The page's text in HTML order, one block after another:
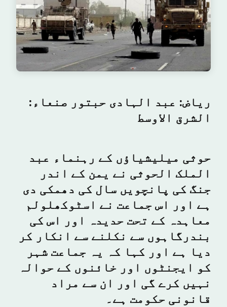
ریاض: عبد الہادی حبتور صنعاء:
الشرق الاوسط
حوثی میلیشیاؤں کے رہنماء عبد
الملک الحوثی نے یمن کے اندر
جنگ کی پانچویں سال کی دھمکی دی
ہے اور اس جماعت نے اسٹوکھلولم
معاہدہ کے تحت حدیدہ اور اس کی
بندرگاہوں سے نکلنے سے انکار کر
دیا ہے اور کہا کہ یہ جماعت شہر
کو ایجنٹوں اور خائنوں کے حوالہ
نہیں کرے گی اور ان سے مراد
قانونی حکومت ہے۔